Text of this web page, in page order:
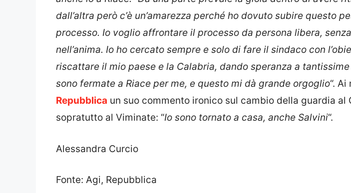
dall’altra però c’è un’amarezza perché ho dovuto subire questo
processo. Io voglio affrontare il processo da persona libera,
nell’anima. Io ho cercato sempre e solo di fare il sindaco con
riscattare il mio paese e la Calabria, dando speranza a
sono fermate a Riace per me, e questo mi dà grande orgoglio“.
Repubblica un suo commento ironico sul cambio della guardia al
sopratutto al Viminate: “Io sono tornato a casa, anche Salvini“.
Alessandra Curcio
Fonte: Agi, Repubblica